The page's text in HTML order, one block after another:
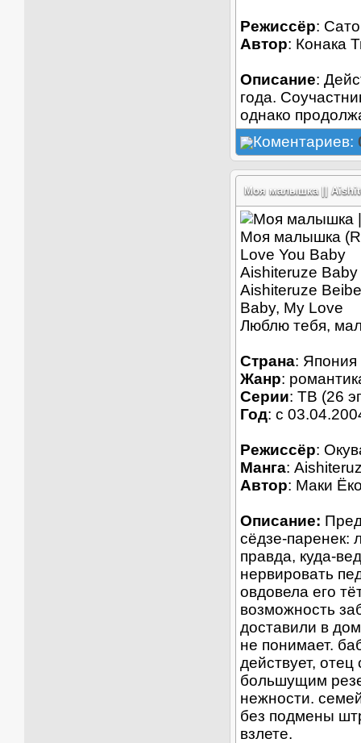
Режиссёр:
Автор: Конака
Описание:
года.
однако
Коментариев:
Моя малышка ||
Моя малышка
Love You Baby
Aishiteruze Baby
Aishiteruze Beibe
Baby, My Love
Люблю тебя,
Страна: Япония
Жанр:
Серии: ТВ (26
Год: c
Режиссёр:
Манга:
Автор: Маки
Описание:
сёдзе-паренек:
правда, куда-
нервировать
овдовела его
возможность
доставили в
не понимает.
действует,
большущим
нежности.
без подмены
взлете.